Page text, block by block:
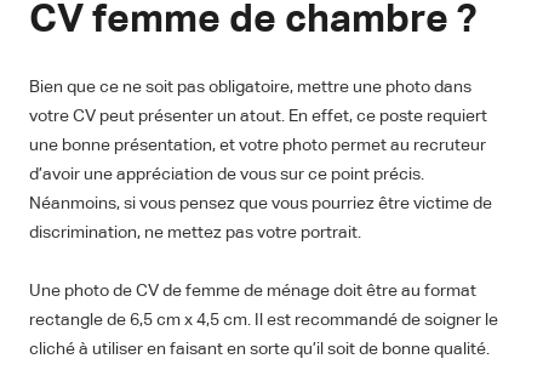
CV femme de chambre ?
Bien que ce ne soit pas obligatoire, mettre une photo dans
votre CV peut présenter un atout. En effet, ce poste requiert
une bonne présentation, et votre photo permet au recruteur
d’avoir une appréciation de vous sur ce point précis.
Néanmoins, si vous pensez que vous pourriez être victime de
discrimination, ne mettez pas votre portrait.
Une photo de CV de femme de ménage doit être au format
rectangle de 6,5 cm x 4,5 cm. Il est recommandé de soigner le
cliché à utiliser en faisant en sorte qu’il soit de bonne qualité.